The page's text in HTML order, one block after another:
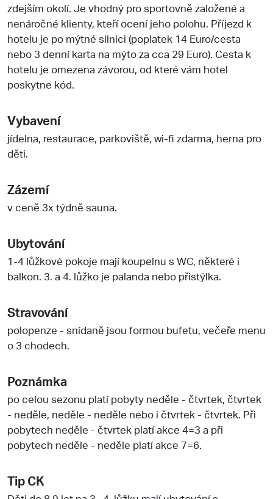
zdejším okolí. Je vhodný pro sportovně založené a
nenáročné klienty, kteří ocení jeho polohu. Příjezd k
hotelu je po mýtné silnici (poplatek 14 Euro/cesta
nebo 3 denní karta na mýto za cca 29 Euro). Cesta k
hotelu je omezena závorou, od které vám hotel
poskytne kód.
Vybavení
jídelna, restaurace, parkoviště, wi-fi zdarma, herna pro
děti.
Zázemí
v ceně 3x týdně sauna.
Ubytování
1-4 lůžkové pokoje mají koupelnu s WC, některé i
balkon. 3. a 4. lůžko je palanda nebo přistýlka.
Stravování
polopenze - snídaně jsou formou bufetu, večeře menu
o 3 chodech.
Poznámka
po celou sezonu platí pobyty neděle - čtvrtek, čtvrtek
- neděle, neděle - neděle nebo i čtvrtek - čtvrtek. Při
pobytech neděle - čtvrtek platí akce 4=3 a při
pobytech neděle - neděle platí akce 7=6.
Tip CK